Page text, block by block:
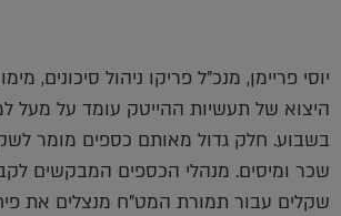
יוסי פריימן, מנכ"ל פריקו ניהול סיכונים,
היצוא של תעשיות ההייטק עומד על מעל
בשבוע. חלק גדול מאותם כספים מומר
שכר ומיסים. מנהלי הכספים המבקשים
שקלים עבור תמורת המט"ח מנצלים את